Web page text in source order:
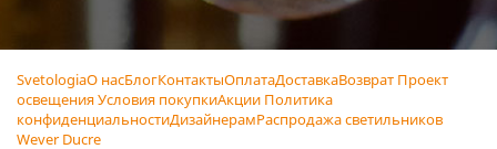
SvetologiaО насБлогКонтактыОплатаДоставкаВозврат Проект
освещенияУсловия покупкиАкции Политика
конфиденциальностиДизайнерамРаспродажа светильников
Wever Ducre